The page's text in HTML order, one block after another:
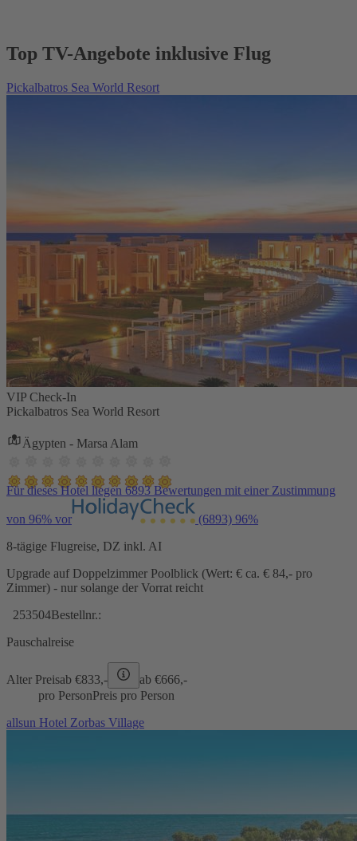
Top TV-Angebote inklusive Flug
Pickalbatros Sea World Resort
VIP Check-In
Pickalbatros Sea World Resort
Ägypten - Marsa Alam
Für dieses Hotel liegen 6893 Bewertungen mit einer Zustimmung
von 96% vor (6893) 96%
8-tägige Flugreise, DZ inkl. AI
Upgrade auf Doppelzimmer Poolblick (Wert: € ca. € 84,- pro
Zimmer) - nur solange der Vorrat reicht
253504Bestellnr.:
Pauschalreise
Alter Preisab €833,- ab €666,-
pro PersonPreis pro Person
allsun Hotel Zorbas Village